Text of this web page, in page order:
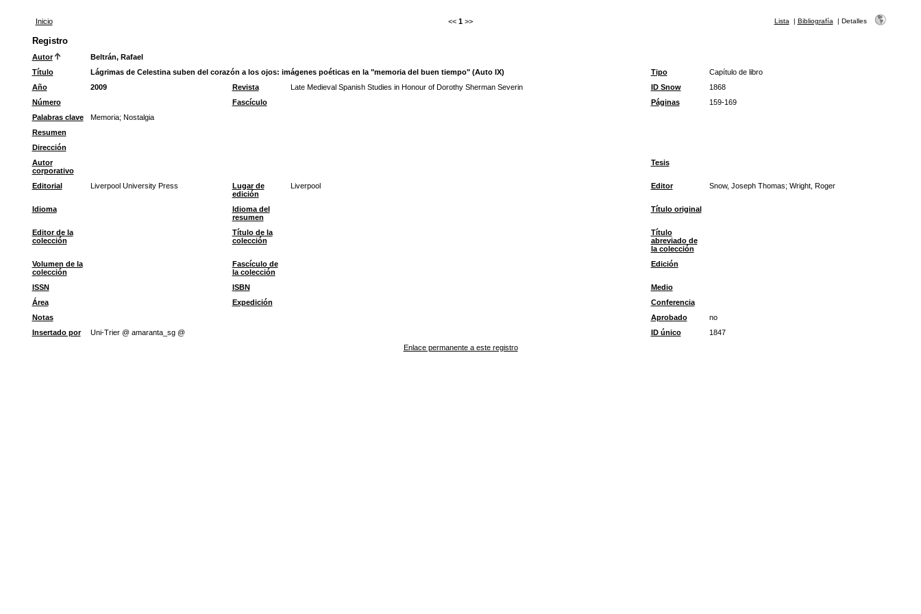
Inicio << 1 >> Lista | Bibliografía | Detalles
Registro
Autor
Beltrán, Rafael
Título
Lágrimas de Celestina suben del corazón a los ojos: imágenes poéticas en la "memoria del buen tiempo" (Auto IX) Tipo
Capítulo de libro
Año
2009 Revista Late Medieval Spanish Studies in Honour of Dorothy Sherman Severin ID Snow
1868
Número
Fascículo Páginas
159-169
Palabras clave
Memoria; Nostalgia
Resumen
Dirección
Autor
corporativo
Tesis
Editorial Liverpool University Press
Lugar de
edición
Liverpool Editor Snow, Joseph Thomas; Wright, Roger
Idioma
Idioma del
resumen
Título original
Editor de la
colección
Título de la
colección
Título
abreviado de
la colección
Volumen de la
colección
Fascículo de
la colección
Edición
ISSN ISBN
Medio
Área
Expedición
Conferencia
Notas
Aprobado
no
Insertado por
Uni-Trier @ amaranta_sg @ ID único
1847
Enlace permanente a este registro